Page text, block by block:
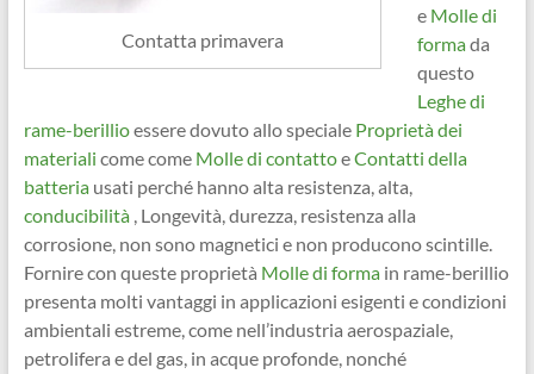
Contatta primavera
eMolle di
formada
questo
Leghe di
rame-berillioessere dovuto allo specialeProprietà dei
materiali come comeMolle di contattoeContatti della
batteriausati perché hanno alta resistenza, alta,
conducibilità, Longevità, durezza, resistenza alla
corrosione, non sono magnetici e non producono scintille.
Fornire con queste proprietà Molle di formain rame-berillio
presenta molti vantaggi in applicazioni esigenti e condizioni
ambientali estreme, come nell’industria aerospaziale,
petrolifera e del gas, in acque profonde, nonché